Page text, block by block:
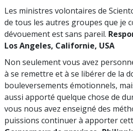
Les ministres volontaires de
de tous les autres groupes que je
dévouement est sans pareil.
Los Angeles, Californie, USA
Non seulement vous avez
à se remettre et à se libérer de la
bouleversements émotionnels,
aussi apporté quelque chose de
vous nous avez enseigné des
puissions continuer à apporter